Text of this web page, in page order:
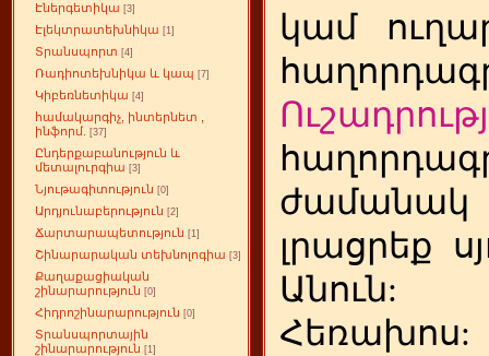
Էներգետիկա [3]
Էլեկտրատեխնիկա [1]
Տրանսպորտ [4]
Ռադիոտեխնիկա և կապ [7]
Կիբեռնետիկա [4]
համակարգիչ, ինտերնետ ,
ինֆորմ.
[37]
Ընդերքաբանություն և
մետալուրգիա [3]
Նյութագիտություն [0]
Արդյունաբերություն [2]
Ճարտարապետություն [1]
Շինարարական տեխնոլոգիա [3]
Քաղաքացիական
շինարարություն [0]
Հիդրոշինարարություն [0]
Տրանսպորտային
շինարարություն [1]
կամ
ժամանակ
լրացրեք
Անուն:
Հեռախոս